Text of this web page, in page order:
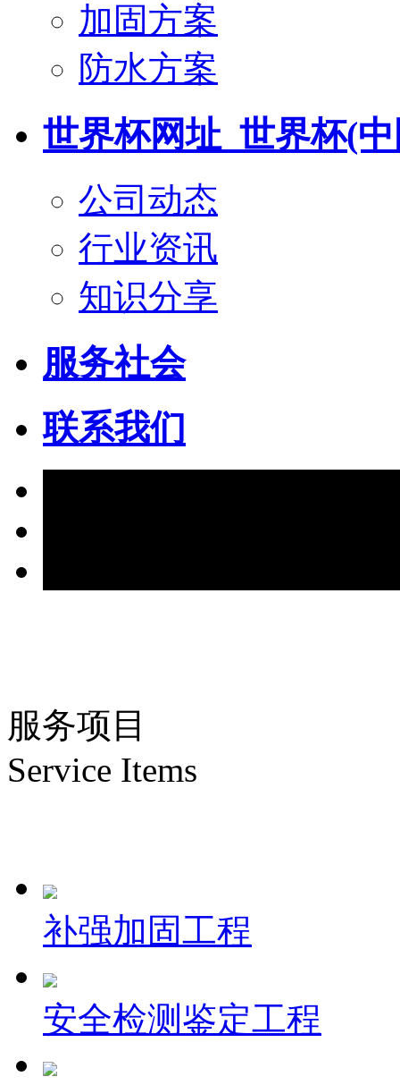
加固方案
防水方案
世界杯网址_世界杯(
公司动态
行业资讯
知识分享
服务社会
联系我们
服务项目
Service Items
补强加固工程
安全检测鉴定工程